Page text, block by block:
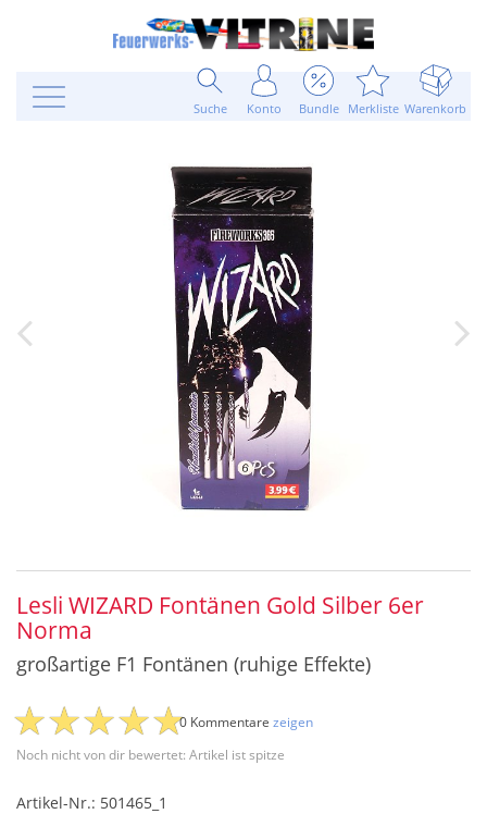
Suche Konto Bundle Merkliste Warenkorb
Lesli WIZARD Fontänen Gold Silber 6er
Norma
großartige F1 Fontänen (ruhige Effekte)
Noch nicht von dir bewertet: Artikel ist spitze
0 Kommentare zeigen
Artikel-Nr.: 501465_1